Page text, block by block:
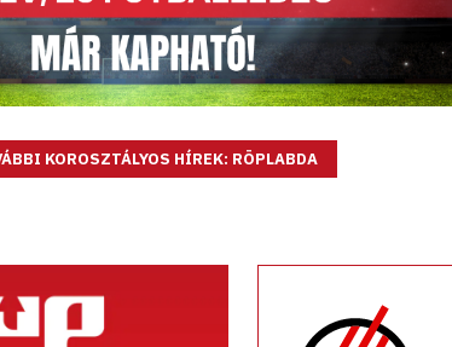
KOROSZTÁLYOS HÍREK: RÖPLABDA